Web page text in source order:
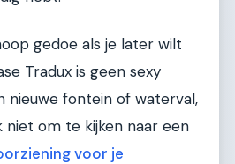
gedoe als je later wilt
Tradux is geen sexy
nieuwe fontein of waterval,
om te kijken naar een
voor je